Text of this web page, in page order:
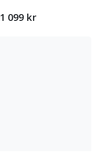
1 099 kr